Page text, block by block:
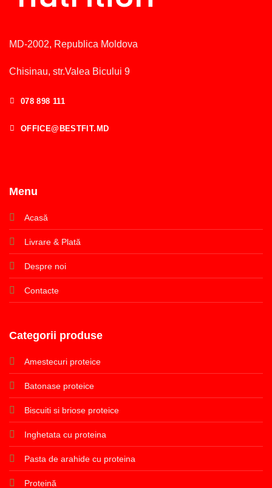
MD-2002, Republica Moldova
Chisinau, str.Valea Bicului 9
078 898 111
OFFICE@BESTFIT.MD
Menu
Acasă
Livrare & Plată
Despre noi
Contacte
Categorii produse
Amestecuri proteice
Batonase proteice
Biscuiti si briose proteice
Inghetata cu proteina
Pasta de arahide cu proteina
Proteină